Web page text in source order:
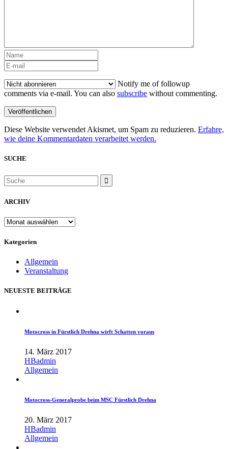
Notify me of followup
comments via e-mail. You can also subscribe without commenting.
Diese Website verwendet Akismet, um Spam zu reduzieren. Erfahre,
wie deine Kommentardaten verarbeitet werden.
SUCHE
ARCHIV
ARCHIV
Kategorien
Allgemein
Veranstaltung
NEUESTE BEITRÄGE
Motocross in Fürstlich Drehna wirft Schatten voraus
14. März 2017
HBadmin
Allgemein
Motocross-Generalprobe beim MSC Fürstlich Drehna
20. März 2017
HBadmin
Allgemein